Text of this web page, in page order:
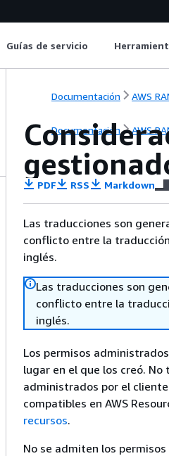
Guías de servicio
Documentación AWS
Documentación AWS
PDF RSS Markdown
Las traducciones son
conflicto entre la
inglés.
Las traducciones son
conflicto entre la
inglés.
Los permisos
lugar en el que los creó.
administrados por el
compatibles en AWS
recursos.
No se admiten los